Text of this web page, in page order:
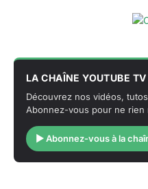
LA CHAÎNE YOUTUBE TV
Découvrez nos vidéos,
Abonnez-vous pour ne rien
▶ Abonnez-vous à la